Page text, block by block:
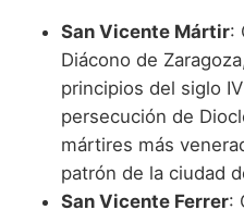
San Vicente Mártir:
Diácono de
principios del siglo
persecución de
mártires más
patrón de la ciudad
San Vicente Ferrer: